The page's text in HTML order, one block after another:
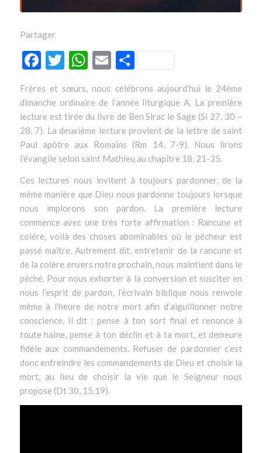
Partager
Facebook
Twitter
WhatsApp
EmailPartager
Frères et sœurs, nous célébrons aujourd’hui le 24ème
dimanche ordinaire de l’année liturgique A. La première
lecture est tirée du livre de Ben Sirac le Sage (Si 27, 30 –
28, 7). La deuxième lecture provient de la lettre de saint
Paul apôtre aux Romains (Rm 14, 7-9). Nous lirons
l’évangile selon saint Mathieu au chapitre 18, 21-35.
Ces lectures nous invitent à toujours pardonner, de la
même manière que Dieu nous pardonne toujours lorsque
nous implorons son pardon. La première lecture
commence avec une très forte affirmation : Rancune et
colère, voilà des choses abominables où le pécheur est
passé maître. Autrement dit, entretenir​ de​ la rancune et​
de​ la colère envers notre prochain, nous maintient dans le
péché. Pour nous exhorter à la conversion et susciter en
nous l’esprit de pardon, l’écrivain biblique nous renvoie
même à l’heure de notre mort afin d’aiguillonner notre
conscience. Il dit : pense à ton sort final et renonce à
toute haine, pense à ton déclin et à ta mort, et demeure
fidèle aux commandements. Refuser de pardonner c’est
donc enfreindre les commandements de Dieu et choisir la
mort, au lieu de choisir la vie que le Seigneur nous
propose (Dt 30, 15.19).